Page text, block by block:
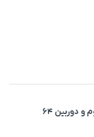
گوشی جدید ایسر با نمایشگر دوم و دوربین ۶۴